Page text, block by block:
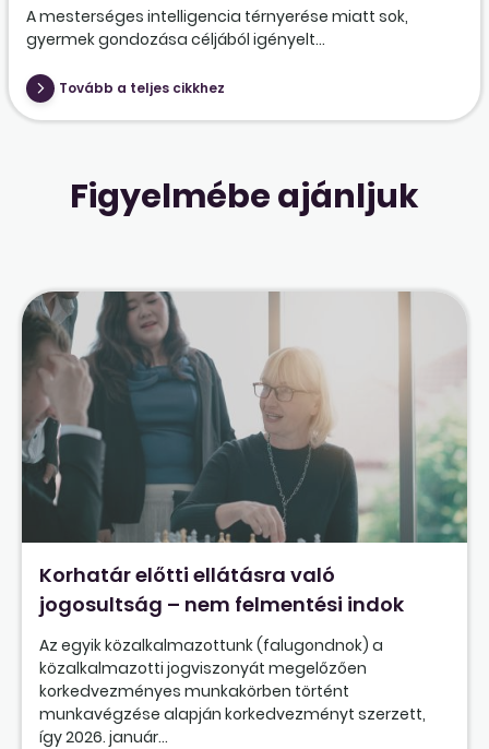
A mesterséges intelligencia térnyerése miatt sok,
gyermek gondozása céljából igényelt...
Tovább a teljes cikkhez
Figyelmébe ajánljuk
Korhatár előtti ellátásra való
jogosultság – nem felmentési indok
Az egyik közalkalmazottunk (falugondnok) a
közalkalmazotti jogviszonyát megelőzően
korkedvezményes munkakörben történt
munkavégzése alapján korkedvezményt szerzett,
így 2026. január...